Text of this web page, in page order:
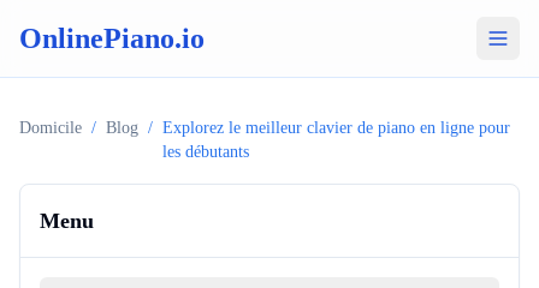
OnlinePiano.io
Domicile / Blog / Explorez le meilleur clavier de piano en ligne pour
les débutants
Menu